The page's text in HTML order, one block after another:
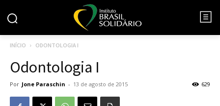
INÍCIO ODONTOLOGIA I
Odontologia I
Por Jone Paraschin - 13 de agosto de 2015 629